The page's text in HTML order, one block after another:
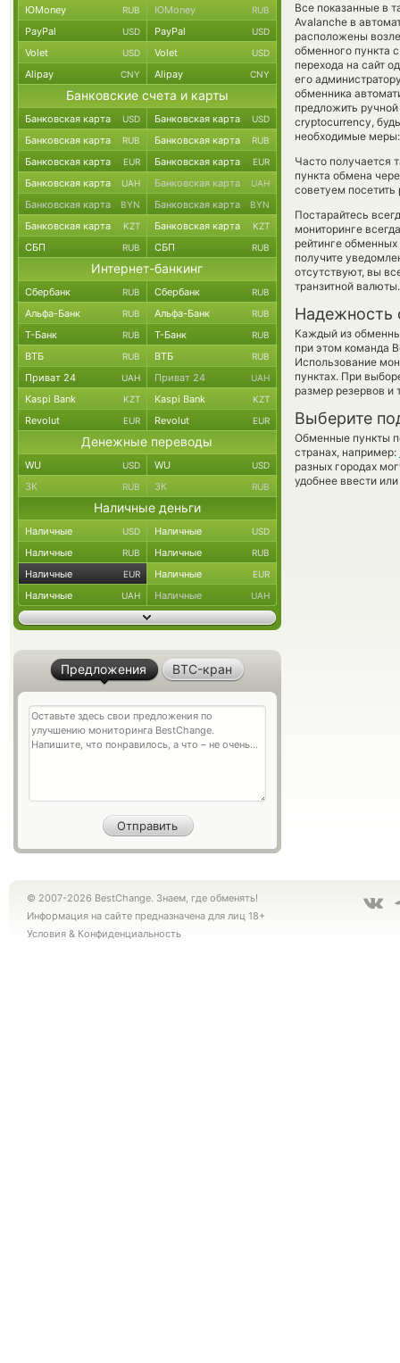
Все показанные в
Avalanche в
расположены
обменного пункта
перехода на сайт
его
обменника
предложить
cryptocurrency,
необходимые
Часто получается
пункта обмена
советуем посетить
Постарайтесь
мониторинге
рейтинге
получите
отсутствуют, вы
транзитной валюты.
Надежность
Каждый из
при этом команда
Использование
пунктах. При
размер резервов и
Выберите
Обменные пункты
странах, например:
разных городах
удобнее ввести
ЮMoney RUB ЮMoney RUB
PayPal USD PayPal USD
Volet USD Volet USD
Alipay CNY Alipay CNY
Банковские счета и карты
Банковская карта USD Банковская карта USD
Банковская карта RUB Банковская карта RUB
Банковская карта EUR Банковская карта EUR
Банковская карта UAH Банковская карта UAH
Банковская карта BYN Банковская карта BYN
Банковская карта KZT Банковская карта KZT
СБП RUB СБП RUB
Интернет-банкинг
Сбербанк RUB Сбербанк RUB
Альфа-Банк RUB Альфа-Банк RUB
Т-Банк RUB Т-Банк RUB
ВТБ RUB ВТБ RUB
Приват 24 UAH Приват 24 UAH
Kaspi Bank KZT Kaspi Bank KZT
Revolut EUR Revolut EUR
Денежные переводы
WU USD WU USD
ЗК RUB ЗК RUB
Наличные деньги
Наличные USD Наличные USD
Наличные RUB Наличные RUB
Наличные EUR Наличные EUR
Наличные UAH Наличные UAH
Предложения BTC-кран
© 2007-2026 BestChange. Знаем, где обменять!
Информация на сайте предназначена для лиц 18+
Условия & Конфиденциальность